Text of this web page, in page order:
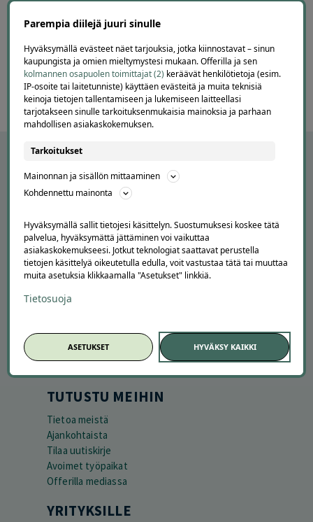
Page
3 / 60
APUA JA NEUVOJA
Peruuta tilaus
Kuinka Offerilla toimii
Usein kysytyt kysymykset
TUTUSTU MEIHIN
Tietoa meistä
Ajankohtaista
Tilaa uutiskirje
Avoimet työpaikat
Offerilla mediassa
YRITYKSILLE
Parempia diilejä juuri sinulle
Hyväksymällä evästeet näet tarjouksia, jotka kiinnostavat – sinun
kaupungista ja omien mieltymystesi mukaan. Offerilla ja sen
kolmannen osapuolen toimittajat (2) keräävät henkilötietoja (esim.
IP-osoite tai laitetunniste) käyttäen evästeitä ja muita teknisiä
keinoja tietojen tallentamiseen ja lukemiseen laitteellasi
tarjotakseen sinulle tarkoituksenmukaisia mainoksia ja parhaan
mahdollisen asiakaskokemuksen.
Tarkoitukset
Mainonnan ja sisällön mittaaminen
Kohdennettu mainonta
Hyväksymällä sallit tietojesi käsittelyn. Suostumuksesi koskee tätä
palvelua, hyväksymättä jättäminen voi vaikuttaa
asiakaskokemukseesi. Jotkut teknologiat saattavat perustella
tietojen käsittelyä oikeutetulla edulla, voit vastustaa tätä tai muuttaa
muita asetuksia klikkaamalla "Asetukset" linkkiä.
Tietosuoja
ASETUKSET HYVÄKSY KAIKKI